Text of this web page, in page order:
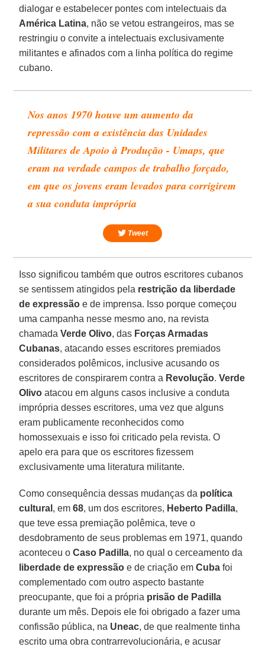
dialogar e estabelecer pontes com intelectuais da
América Latina, não se vetou estrangeiros, mas se
restringiu o convite a intelectuais exclusivamente
militantes e afinados com a linha política do regime
cubano.
Nos anos 1970 houve um aumento da
repressão com a existência das Unidades
Militares de Apoio à Produção - Umaps, que
eram na verdade campos de trabalho forçado,
em que os jovens eram levados para corrigirem
a sua conduta imprópria
Tweet
Isso significou também que outros escritores cubanos
se sentissem atingidos pela restrição da liberdade
de expressão e de imprensa. Isso porque começou
uma campanha nesse mesmo ano, na revista
chamadaVerde Olivo, das Forças Armadas
Cubanas, atacando esses escritores premiados
considerados polêmicos, inclusive acusando os
escritores de conspirarem contra a Revolução.Verde
Olivo atacou em alguns casos inclusive a conduta
imprópria desses escritores, uma vez que alguns
eram publicamente reconhecidos como
homossexuais e isso foi criticado pela revista. O
apelo era para que os escritores fizessem
exclusivamente uma literatura militante.
Como consequência dessas mudanças da política
cultural , em68, um dos escritores, Heberto Padilla,
que teve essa premiação polêmica, teve o
desdobramento de seus problemas em 1971, quando
aconteceu oCaso Padilla, no qual o cerceamento da
liberdade de expressão e de criação emCuba foi
complementado com outro aspecto bastante
preocupante, que foi a própria prisão de Padilla
durante um mês. Depois ele foi obrigado a fazer uma
confissão pública, na Uneac, de que realmente tinha
escrito uma obra contrarrevolucionária, e acusar